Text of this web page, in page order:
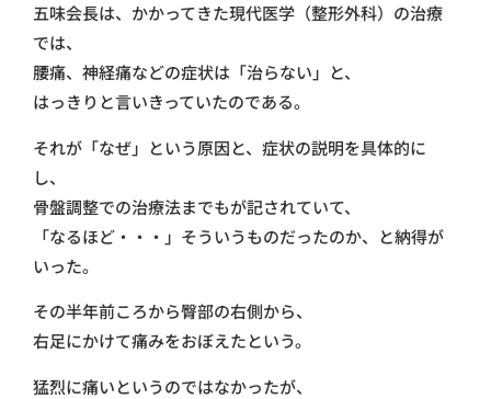
五味会長は、かかってきた現代医学（整形外科）の治療
では、
腰痛、神経痛などの症状は「治らない」と、
はっきりと言いきっていたのである。
それが「なぜ」という原因と、症状の説明を具体的に
し、
骨盤調整での治療法までもが記されていて、
「なるほど・・・」そういうものだったのか、と納得が
いった。
その半年前ころから臀部の右側から、
右足にかけて痛みをおぼえたという。
猛烈に痛いというのではなかったが、